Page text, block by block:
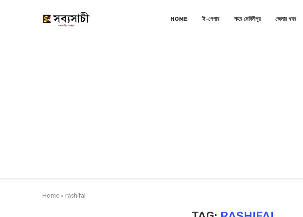
HOME ই-পেপার শহর মেদিনীপুর জেলার খবর
Home » rashifal